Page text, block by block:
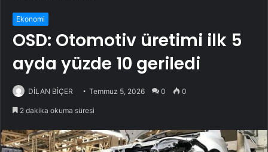
Ekonomi
OSD: Otomotiv üretimi ilk 5
ayda yüzde 10 geriledi
DİLAN BİÇER Temmuz 5, 2026 0 0
2 dakika okuma süresi